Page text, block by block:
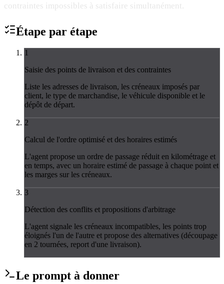
contraintes impossibles à satisfaire simultanément.
Étape par étape
1
Saisie des points de livraison et des contraintes
Liste les adresses de livraison, les créneaux imposés par
client, le type de marchandise, le véhicule disponible et le
dépôt de départ.
2
Calcul de l'ordre optimisé et des horaires estimés
L'agent propose un ordre de passage réduit en kilométrage et
en temps, avec un horaire estimé de passage à chaque point et
les marges sur les créneaux.
3
Détection des conflits et propositions d'arbitrage
L'agent signale les créneaux incompatibles, les points trop
éloignés l'un de l'autre et propose des alternatives (découpage
en 2 tournées, report d'une livraison).
Le prompt à donner